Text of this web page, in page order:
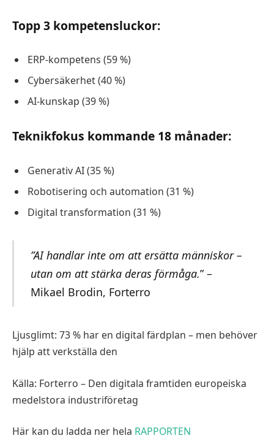
Topp 3 kompetensluckor:
ERP-kompetens (59 %)
Cybersäkerhet (40 %)
AI-kunskap (39 %)
Teknikfokus kommande 18 månader:
Generativ AI (35 %)
Robotisering och automation (31 %)
Digital transformation (31 %)
”AI handlar inte om att ersätta människor –
utan om att stärka deras förmåga.” –
Mikael Brodin, Forterro
Ljusglimt: 73 % har en digital färdplan – men behöver
hjälp att verkställa den
Källa: Forterro – Den digitala framtiden europeiska
medelstora industriföretag
Här kan du ladda ner hela RAPPORTEN